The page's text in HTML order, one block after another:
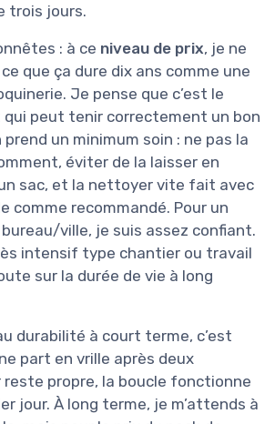
trois jours.
: à ce niveau de prix, je ne
que ça dure dix ans comme une
Je pense que c’est le
qui peut tenir correctement un bon
un minimum soin : ne pas la
éviter de la laisser en
sac, et la nettoyer vite fait avec
comme recommandé. Pour un
ville, je suis assez confiant.
intensif type chantier ou travail
sur la durée de vie à long
durabilité à court terme, c’est
part en vrille après deux
reste propre, la boucle fonctionne
jour. À long terme, je m’attends à